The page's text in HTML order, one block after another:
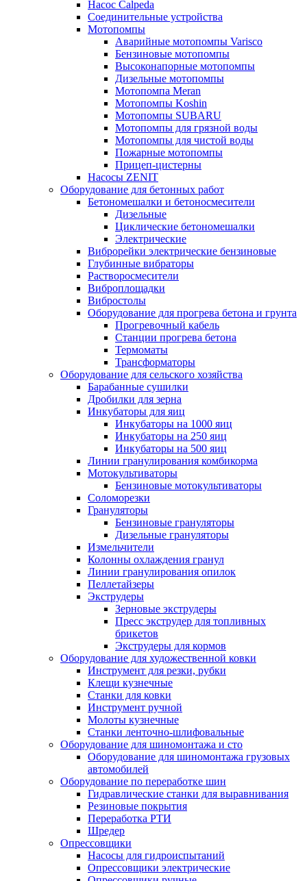
Насос Calpeda
Соединительные устройства
Мотопомпы
Аварийные мотопомпы Varisco
Бензиновые мотопомпы
Высоконапорные мотопомпы
Дизельные мотопомпы
Мотопомпа Meran
Мотопомпы Koshin
Мотопомпы SUBARU
Мотопомпы для грязной воды
Мотопомпы для чистой воды
Пожарные мотопомпы
Прицеп-цистерны
Насосы ZENIT
Оборудование для бетонных работ
Бетономешалки и бетоносмесители
Дизельные
Циклические бетономешалки
Электрические
Виброрейки электрические бензиновые
Глубинные вибраторы
Растворосмесители
Виброплощадки
Вибростолы
Оборудование для прогрева бетона и грунта
Прогревочный кабель
Станции прогрева бетона
Термоматы
Трансформаторы
Оборудование для сельского хозяйства
Барабанные сушилки
Дробилки для зерна
Инкубаторы для яиц
Инкубаторы на 1000 яиц
Инкубаторы на 250 яиц
Инкубаторы на 500 яиц
Линии гранулирования комбикорма
Мотокультиваторы
Бензиновые мотокультиваторы
Соломорезки
Грануляторы
Бензиновые грануляторы
Дизельные грануляторы
Измельчители
Колонны охлаждения гранул
Линии гранулирования опилок
Пеллетайзеры
Экструдеры
Зерновые экструдеры
Пресс экструдер для топливных
брикетов
Экструдеры для кормов
Оборудование для художественной ковки
Инструмент для резки, рубки
Клещи кузнечные
Станки для ковки
Инструмент ручной
Молоты кузнечные
Станки ленточно-шлифовальные
Оборудование для шиномонтажа и сто
Оборудование для шиномонтажа грузовых
автомобилей
Оборудование по переработке шин
Гидравлические станки для выравнивания
Резиновые покрытия
Переработка РТИ
Шредер
Опрессовщики
Насосы для гидроиспытаний
Опрессовщики электрические